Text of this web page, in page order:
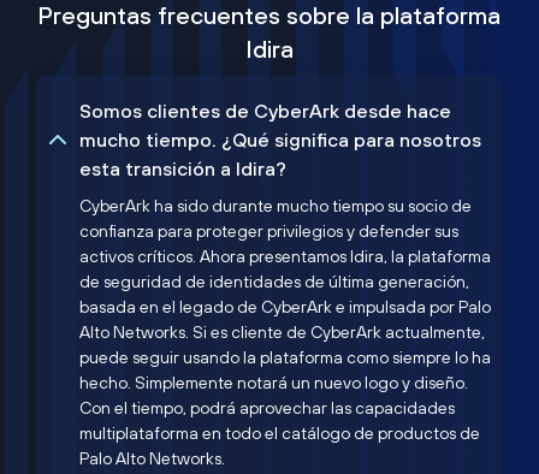
Preguntas frecuentes sobre la plataforma
Idira
Somos clientes de CyberArk desde hace
mucho tiempo. ¿Qué significa para nosotros
esta transición a Idira?
CyberArk ha sido durante mucho tiempo su socio de
confianza para proteger privilegios y defender sus
activos críticos. Ahora presentamos Idira, la plataforma
de seguridad de identidades de última generación,
basada en el legado de CyberArk e impulsada por Palo
Alto Networks. Si es cliente de CyberArk actualmente,
puede seguir usando la plataforma como siempre lo ha
hecho. Simplemente notará un nuevo logo y diseño.
Con el tiempo, podrá aprovechar las capacidades
multiplataforma en todo el catálogo de productos de
Palo Alto Networks.